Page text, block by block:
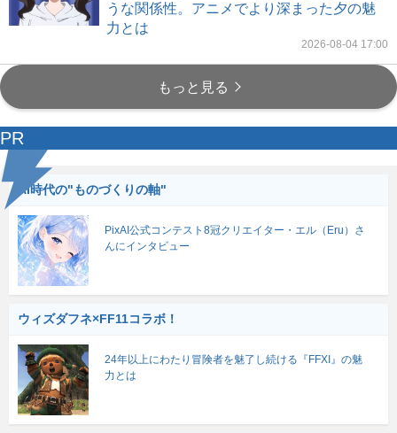
うな関係性。アニメでより深まった夕の魅
力とは
2026-08-04 17:00
もっと見る
PR
AI時代の"ものづくりの軸"
PixAI公式コンテスト8冠クリエイター・エル（Eru）さ
んにインタビュー
ウィズダフネ×FF11コラボ！
24年以上にわたり冒険者を魅了し続ける『FFXI』の魅
力とは